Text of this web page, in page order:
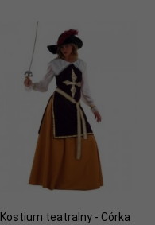
Kostium teatralny - Córka